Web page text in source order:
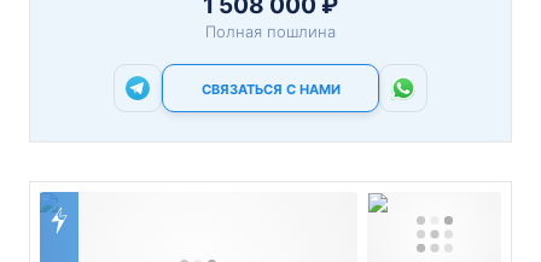
Полная пошлина
СВЯЗАТЬСЯ С НАМИ